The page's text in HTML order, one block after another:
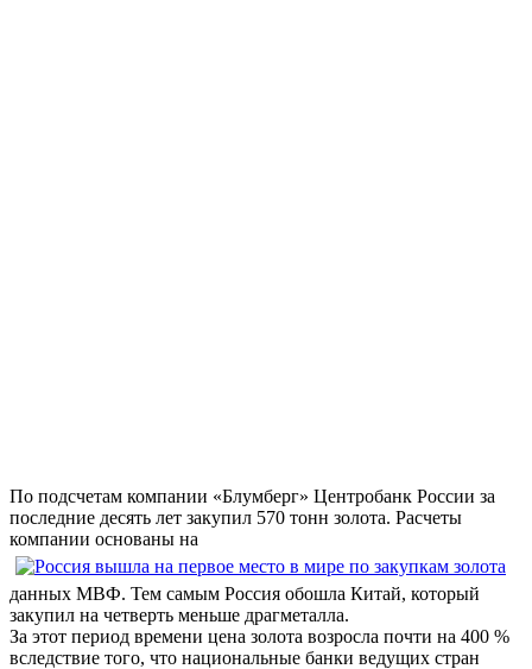
По подсчетам компании «Блумберг» Центробанк России за
последние десять лет закупил 570 тонн золота. Расчеты
компании основаны на
данных МВФ. Тем самым Россия обошла Китай, который
закупил на четверть меньше драгметалла.
За этот период времени цена золота возросла почти на 400 %
вследствие того, что национальные банки ведущих стран